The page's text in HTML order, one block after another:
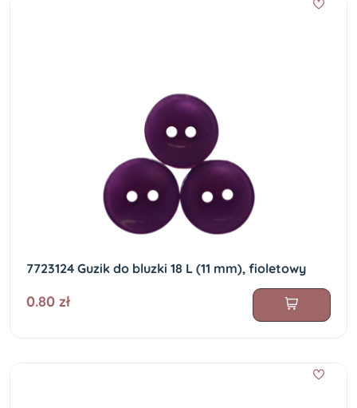
7723124 Guzik do bluzki 18 L (11 mm), fioletowy
0.80 zł